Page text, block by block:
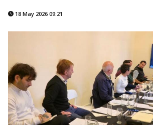
18 May 2026 09:21